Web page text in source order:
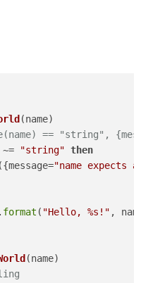
(name)
== "string",
"string" then
({message="name expects
. format ( "Hello, %s!" ,
(name)